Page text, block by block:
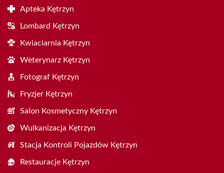
Apteka Kętrzyn
Lombard Kętrzyn
Kwiaciarnia Kętrzyn
Weterynarz Kętrzyn
Fotograf Kętrzyn
Fryzjer Kętrzyn
Salon Kosmetyczny Kętrzyn
Wulkanizacja Kętrzyn
Stacja Kontroli Pojazdów Kętrzyn
Restauracje Kętrzyn